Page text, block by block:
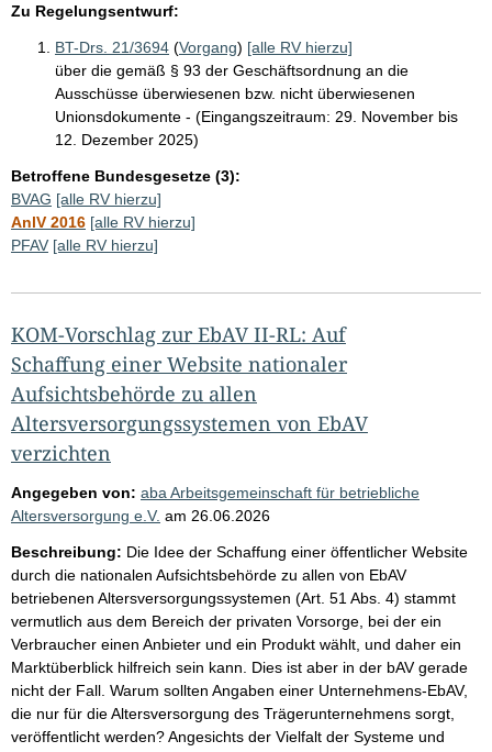
Zu Regelungsentwurf:
BT-Drs. 21/3694 (Vorgang) [alle RV hierzu]
über die gemäß § 93 der Geschäftsordnung an die
Ausschüsse überwiesenen bzw. nicht überwiesenen
Unionsdokumente - (Eingangszeitraum: 29. November bis
12. Dezember 2025)
Betroffene Bundesgesetze (3):
BVAG [alle RV hierzu]
AnlV 2016 [alle RV hierzu]
PFAV [alle RV hierzu]
KOM-Vorschlag zur EbAV II-RL: Auf
Schaffung einer Website nationaler
Aufsichtsbehörde zu allen
Altersversorgungssystemen von EbAV
verzichten
Angegeben von: aba Arbeitsgemeinschaft für betriebliche
Altersversorgung e.V. am 26.06.2026
Beschreibung: Die Idee der Schaffung einer öffentlicher Website
durch die nationalen Aufsichtsbehörde zu allen von EbAV
betriebenen Altersversorgungssystemen (Art. 51 Abs. 4) stammt
vermutlich aus dem Bereich der privaten Vorsorge, bei der ein
Verbraucher einen Anbieter und ein Produkt wählt, und daher ein
Marktüberblick hilfreich sein kann. Dies ist aber in der bAV gerade
nicht der Fall. Warum sollten Angaben einer Unternehmens-EbAV,
die nur für die Altersversorgung des Trägerunternehmens sorgt,
veröffentlicht werden? Angesichts der Vielfalt der Systeme und